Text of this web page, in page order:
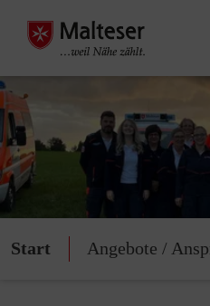
Start Angebote /